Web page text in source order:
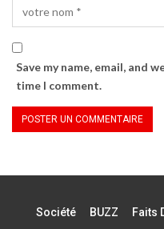
Save my name, email, and
time I comment.
Société BUZZ Faits